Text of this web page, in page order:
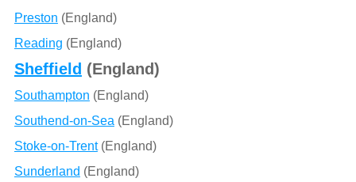
Preston (England)
Reading (England)
Sheffield (England)
Southampton (England)
Southend-on-Sea (England)
Stoke-on-Trent(England)
Sunderland (England)